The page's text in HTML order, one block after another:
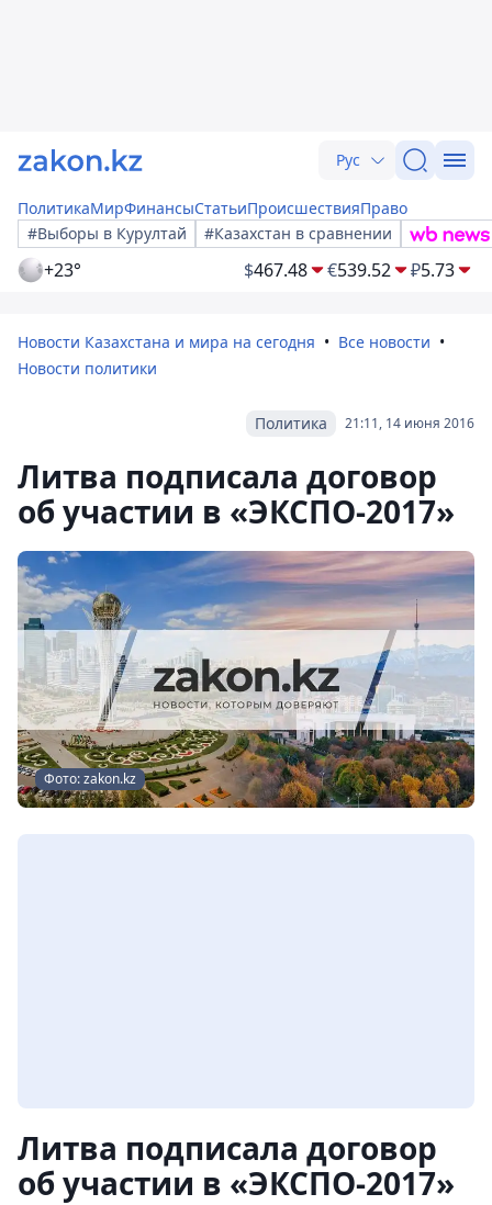
Рус
ПолитикаМирФинансыСтатьиПроисшествияПраво
#Выборы в Курултай
#Казахстан в сравнении
+23° $467.48 €539.52 ₽5.73
Новости Казахстана и мира на сегодня
Все новости
Новости политики
21:11, 14 июня 2016
Политика
Литва подписала договор
об участии в «ЭКСПО-2017»
Фото: zakon.kz
Литва подписала договор
об участии в «ЭКСПО-2017»